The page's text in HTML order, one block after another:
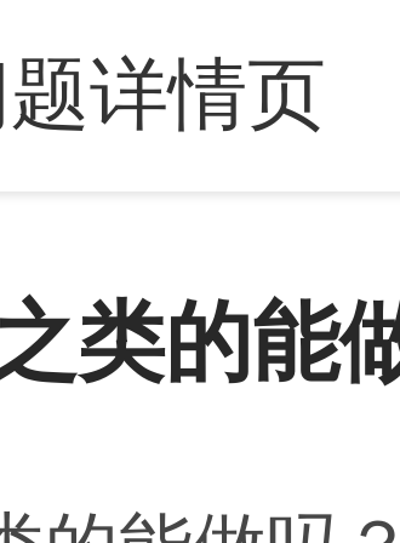
详情页
类的能